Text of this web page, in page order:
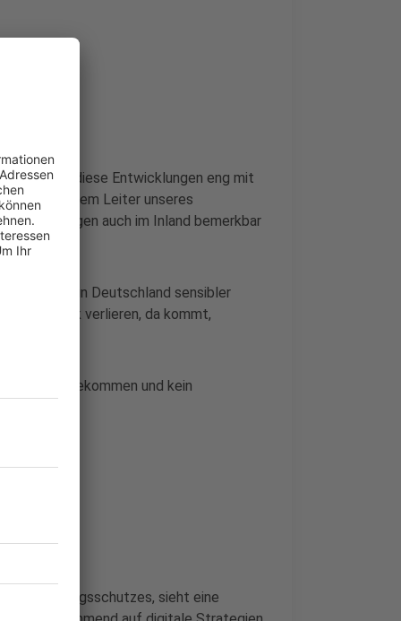
hängen diese Entwicklungen eng mit
dem Leiter unseres
Spannungen auch im Inland bemerkbar
Menschen in Deutschland sensibler
ein Stück verlieren, da kommt,
Alltag angekommen und kein
Verfassungsschutzes, sieht eine